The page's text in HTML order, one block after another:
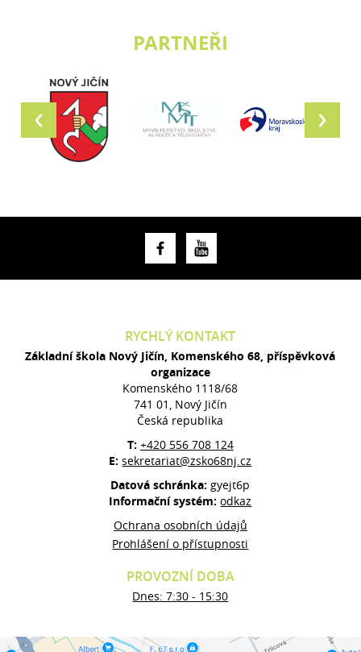
PARTNEŘI
RYCHLÝ KONTAKT
Základní škola Nový Jičín, Komenského 68, příspěvková
organizace
Komenského 1118/68
741 01, Nový Jičín
Česká republika
T: +420 556 708 124
E:sekretariat@zsko68nj.cz
Datová schránka:gyejt6p
Informační systém:odkaz
Ochrana osobních údajů
Prohlášení o přístupnosti
PROVOZNÍ DOBA
Dnes: 7:30 - 15:30